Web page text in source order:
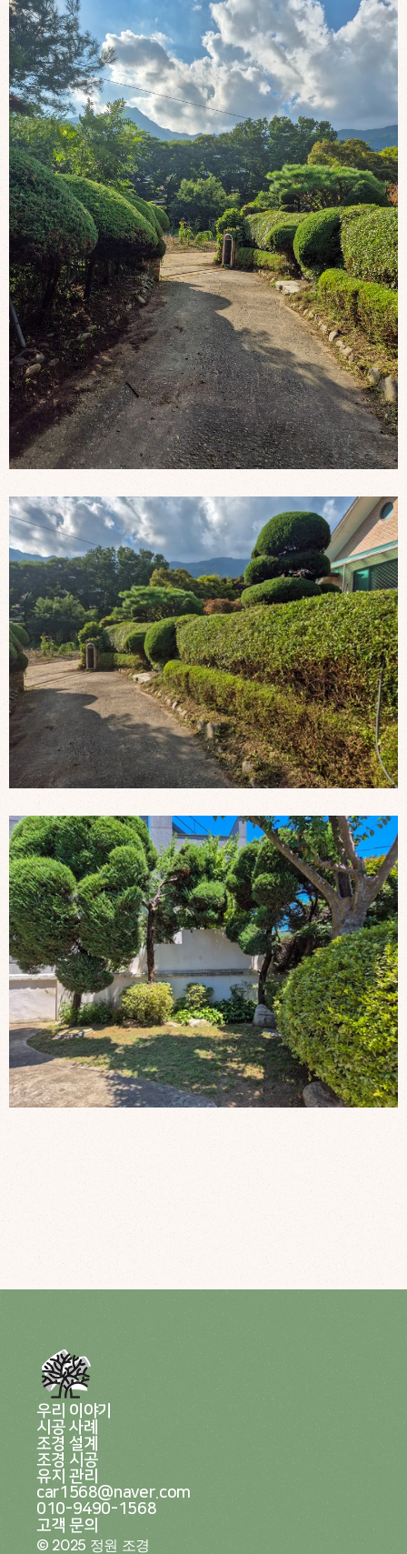
우리 이야기
시공 사례
조경 설계
조경 시공
유지 관리
car1568@naver.com
010-9490-1568
고객 문의
© 2025 정원 조경